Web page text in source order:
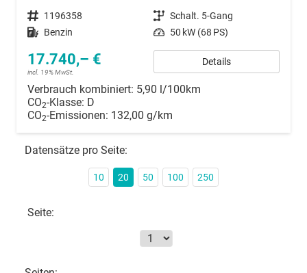
Fahrzeugnummer 1196358 Getriebe Schalt. 5-Gang
Kraftstoff Benzin Leistung 50 kW (68 PS)
17.740,– €
incl. 19% MwSt.
Details
Verbrauch kombiniert: 5,90 l/100km
CO2-Klasse: D
CO2-Emissionen: 132,00 g/km
Datensätze pro Seite:
10 20 50 100 250
Seite: